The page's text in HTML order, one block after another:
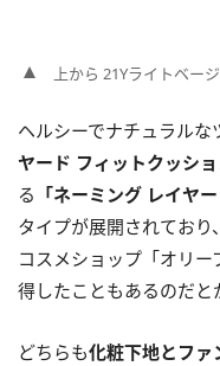
上から 21Yライトベー
ヘルシーでナチュラルな
ヤード フィットクッショ
る 「ネーミング レイヤ
タイプが展開されてお
コスメショップ「オリ
得したこともあるのだと
どちらも化粧下地とフ